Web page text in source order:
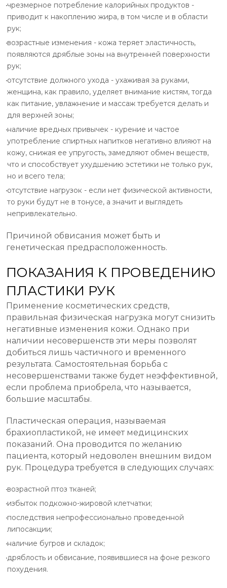
чрезмерное потребление калорийных продуктов -
приводит к накоплению жира, в том числе и в области
рук;
возрастные изменения - кожа теряет эластичность,
появляются дряблые зоны на внутренней поверхности
рук;
отсутствие должного ухода - ухаживая за руками,
женщина, как правило, уделяет внимание кистям, тогда
как питание, увлажнение и массаж требуется делать и
для верхней зоны;
наличие вредных привычек - курение и частое
употребление спиртных напитков негативно влияют на
кожу, снижая ее упругость, замедляют обмен веществ,
что и способствует ухудшению эстетики не только рук,
но и всего тела;
отсутствие нагрузок - если нет физической активности,
то руки будут не в тонусе, а значит и выглядеть
непривлекательно.
Причиной обвисания может быть и
генетическая предрасположенность.
ПОКАЗАНИЯ К ПРОВЕДЕНИЮ
ПЛАСТИКИ РУК
Применение косметических средств,
правильная физическая нагрузка могут снизить
негативные изменения кожи. Однако при
наличии несовершенств эти меры позволят
добиться лишь частичного и временного
результата. Самостоятельная борьба с
несовершенствами также будет неэффективной,
если проблема приобрела, что называется,
большие масштабы.
Пластическая операция, называемая
брахиопластикой, не имеет медицинских
показаний. Она проводится по желанию
пациента, который недоволен внешним видом
рук. Процедура требуется в следующих случаях:
возрастной птоз тканей;
избыток подкожно-жировой клетчатки;
последствия непрофессионально проведенной
липосакции;
наличие бугров и складок;
дряблость и обвисание, появившиеся на фоне резкого
похудения.